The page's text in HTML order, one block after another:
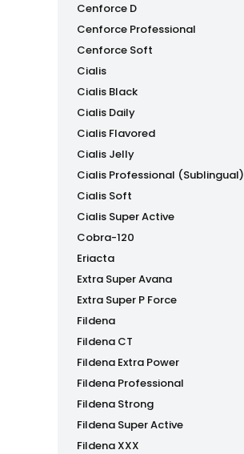
Cenforce D
Cenforce Professional
Cenforce Soft
Cialis
Cialis Black
Cialis Daily
Cialis Flavored
Cialis Jelly
Cialis Professional (Sublingual)
Cialis Soft
Cialis Super Active
Cobra-120
Eriacta
Extra Super Avana
Extra Super P Force
Fildena
Fildena CT
Fildena Extra Power
Fildena Professional
Fildena Strong
Fildena Super Active
Fildena XXX